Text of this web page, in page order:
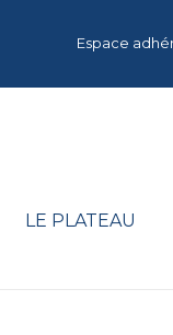
Espace
LE PLATEAU